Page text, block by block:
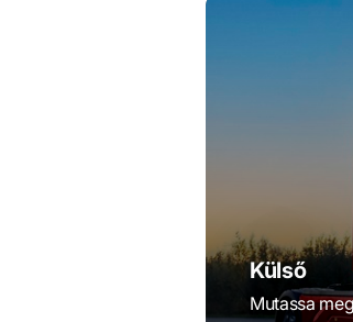
Külső
Mutassa